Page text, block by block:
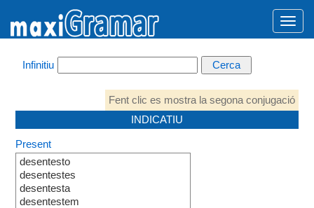
Infinitiu
Fent clic es mostra la segona conjugació
INDICATIU
Present
desentesto
desentestes
desentesta
desentestem